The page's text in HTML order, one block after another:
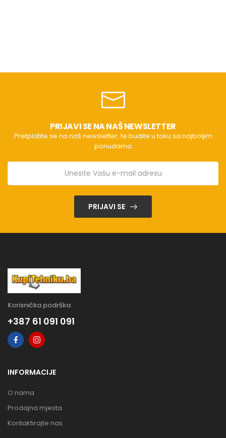
PRIJAVI SE NA NAŠ NEWSLETTER
Pretplatite se na naš newsletter, te budite u toku sa najboljim
ponudama
PRIJAVI SE
Korisnička podrška
+387 61 091 091
INFORMACIJE
O nama
Prodajna mjesta
Kontaktirajte nas